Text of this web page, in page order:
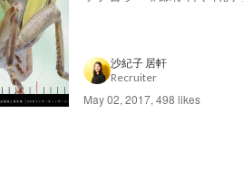
の中から、ソリューション
沙紀子 居軒
Recruiter
May 02, 2017, 498 likes